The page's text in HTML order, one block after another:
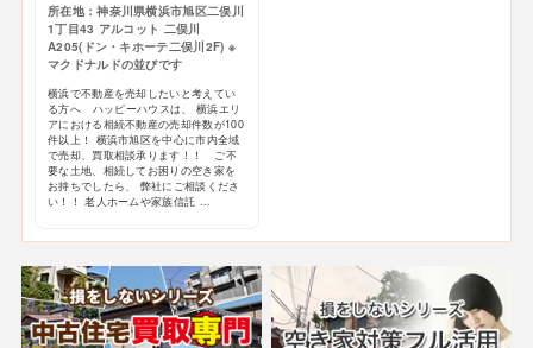
所在地：神奈川県横浜市旭区二俣川
1丁目43 アルコット 二俣川
A205(ドン・キホーテ二俣川2F) ※
マクドナルドの並びです
横浜で不動産を売却したいと考えてい
る方へ ハッピーハウスは、 横浜エリ
アにおける相続不動産の売却件数が100
件以上！ 横浜市旭区を中心に市内全域
で売却、買取相談承ります！！ ご不
要な土地、相続してお困りの空き家を
お持ちでしたら、 弊社にご相談くださ
い！！ 老人ホームや家族信託 ...